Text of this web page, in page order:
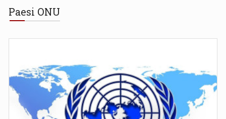
Paesi ONU